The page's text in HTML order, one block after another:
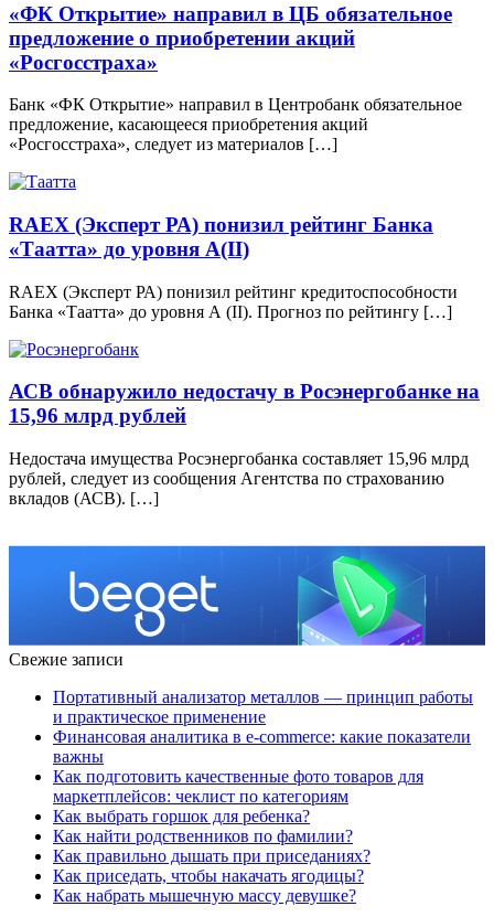
«ФК Открытие» направил в ЦБ обязательное
предложение о приобретении акций
«Росгосстраха»
Банк «ФК Открытие» направил в Центробанк обязательное
предложение, касающееся приобретения акций
«Росгосстраха», следует из материалов […]
RAEX (Эксперт РА) понизил рейтинг Банка
«Таатта» до уровня А(II)
RAEX (Эксперт РА) понизил рейтинг кредитоспособности
Банка «Таатта» до уровня А (II). Прогноз по рейтингу […]
АСВ обнаружило недостачу в Росэнергобанке на
15,96 млрд рублей
Недостача имущества Росэнергобанка составляет 15,96 млрд
рублей, следует из сообщения Агентства по страхованию
вкладов (АСВ). […]
Свежие записи
Портативный анализатор металлов — принцип работы
и практическое применение
Финансовая аналитика в e-commerce: какие показатели
важны
Как подготовить качественные фото товаров для
маркетплейсов: чеклист по категориям
Как выбрать горшок для ребенка?
Как найти родственников по фамилии?
Как правильно дышать при приседаниях?
Как приседать, чтобы накачать ягодицы?
Как набрать мышечную массу девушке?